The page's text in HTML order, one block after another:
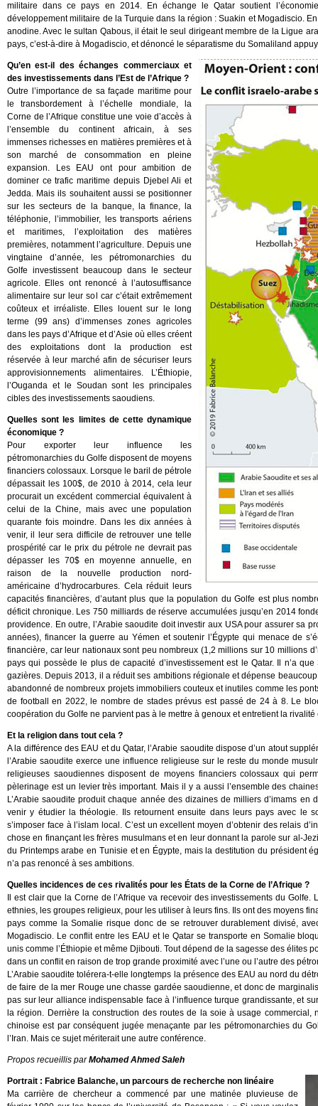
militaire dans ce pays en 2014. En échange le Qatar soutient
développement militaire de la Turquie dans la région : Suakin et Mogadiscio.
anodine. Avec le sultan Qabous, il était le seul dirigeant membre de la Ligue
pays, c’est-à-dire à Mogadiscio, et dénoncé le séparatisme du Somaliland
Qu’en est-il des échanges commerciaux et
des investissements dans l’Est de l’Afrique ?
Outre l’importance de sa façade maritime pour
le transbordement à l’échelle mondiale, la
Corne de l’Afrique constitue une voie d’accès à
l’ensemble du continent africain, à ses
immenses richesses en matières premières et à
son marché de consommation en pleine
expansion. Les EAU ont pour ambition de
dominer ce trafic maritime depuis Djebel Ali et
Jedda. Mais ils souhaitent aussi se positionner
sur les secteurs de la banque, la finance, la
téléphonie, l’immobilier, les transports aériens
et maritimes, l’exploitation des matières
premières, notamment l’agriculture. Depuis une
vingtaine d’année, les pétromonarchies du
Golfe investissent beaucoup dans le secteur
agricole. Elles ont renoncé à l’autosuffisance
alimentaire sur leur sol car c’était extrêmement
coûteux et irréaliste. Elles louent sur le long
terme (99 ans) d’immenses zones agricoles
dans les pays d’Afrique et d’Asie où elles créent
des exploitations dont la production est
réservée à leur marché afin de sécuriser leurs
approvisionnements alimentaires. L’Éthiopie,
l’Ouganda et le Soudan sont les principales
cibles des investissements saoudiens.
Quelles sont les limites de cette dynamique
économique ?
Pour exporter leur influence les
pétromonarchies du Golfe disposent de moyens
financiers colossaux. Lorsque le baril de pétrole
dépassait les 100$, de 2010 à 2014, cela leur
procurait un excédent commercial équivalent à
celui de la Chine, mais avec une population
quarante fois moindre. Dans les dix années à
venir, il leur sera difficile de retrouver une telle
prospérité car le prix du pétrole ne devrait pas
dépasser les 70$ en moyenne annuelle, en
raison de la nouvelle production nord-
américaine d’hydrocarbures. Cela réduit leurs
capacités financières, d’autant plus que la population du Golfe est plus
déficit chronique. Les 750 milliards de réserve accumulées jusqu’en 2014
providence. En outre, l’Arabie saoudite doit investir aux USA pour assurer sa
années), financer la guerre au Yémen et soutenir l’Égypte qui menace de
financière, car leur nationaux sont peu nombreux (1,2 millions sur 10 millions
pays qui possède le plus de capacité d’investissement est le Qatar. Il n’a
gazières. Depuis 2013, il a réduit ses ambitions régionale et dépense
abandonné de nombreux projets immobiliers couteux et inutiles comme les
de football en 2022, le nombre de stades prévus est passé de 24 à 8. Le
coopération du Golfe ne parvient pas à le mettre à genoux et entretient la
Et la religion dans tout cela ?
A la différence des EAU et du Qatar, l’Arabie saoudite dispose d’un atout
l’Arabie saoudite exerce une influence religieuse sur le reste du monde
religieuses saoudiennes disposent de moyens financiers colossaux qui
pèlerinage est un levier très important. Mais il y a aussi l’ensemble des
L’Arabie saoudite produit chaque année des dizaines de milliers d’imams
venir y étudier la théologie. Ils retournent ensuite dans leurs pays avec le
s’imposer face à l’islam local. C’est un excellent moyen d’obtenir des relais
chose en finançant les frères musulmans et en leur donnant la parole sur al-
du Printemps arabe en Tunisie et en Égypte, mais la destitution du président
n’a pas renoncé à ses ambitions.
Quelles incidences de ces rivalités pour les États de la Corne de l’Afrique ?
Il est clair que la Corne de l’Afrique va recevoir des investissements du
ethnies, les groupes religieux, pour les utiliser à leurs fins. Ils ont des moyens
pays comme la Somalie risque donc de se retrouver durablement divisé,
Mogadiscio. Le conflit entre les EAU et le Qatar se transporte en Somalie
unis comme l’Éthiopie et même Djibouti. Tout dépend de la sagesse des élites
dans un conflit en raison de trop grande proximité avec l’une ou l’autre des
L’Arabie saoudite tolérera-t-elle longtemps la présence des EAU au nord du
de faire de la mer Rouge une chasse gardée saoudienne, et donc de
pas sur leur alliance indispensable face à l’influence turque grandissante, et
la région. Derrière la construction des routes de la soie à usage
chinoise est par conséquent jugée menaçante par les pétromonarchies du
l’Iran. Mais ce sujet mériterait une autre conférence.
Propos recueillis parMohamed Ahmed Saleh
Portrait : Fabrice Balanche, un parcours de recherche non linéaire
Ma carrière de chercheur a commencé par une matinée pluvieuse de